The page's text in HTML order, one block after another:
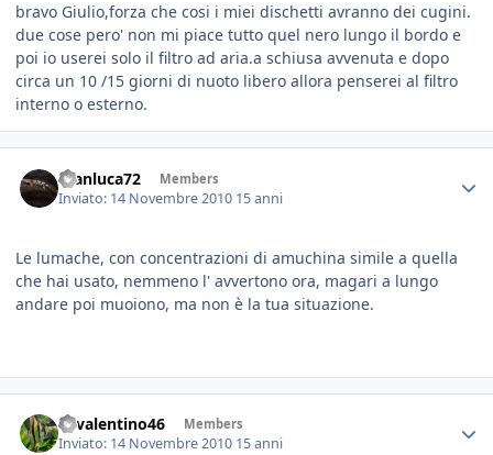
bravo Giulio,forza che cosi i miei dischetti avranno dei cugini.
due cose pero' non mi piace tutto quel nero lungo il bordo e
poi io userei solo il filtro ad aria.a schiusa avvenuta e dopo
circa un 10 /15 giorni di nuoto libero allora penserei al filtro
interno o esterno.
Gianluca72 Members
Inviato: 14 Novembre 2010 15 anni
Le lumache, con concentrazioni di amuchina simile a quella
che hai usato, nemmeno l' avvertono ora, magari a lungo
andare poi muoiono, ma non è la tua situazione.
46valentino46 Members
Inviato: 14 Novembre 2010 15 anni